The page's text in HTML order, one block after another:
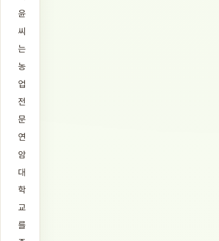
윤
씨
는
농
업
전
문
연
암
대
학
교
를